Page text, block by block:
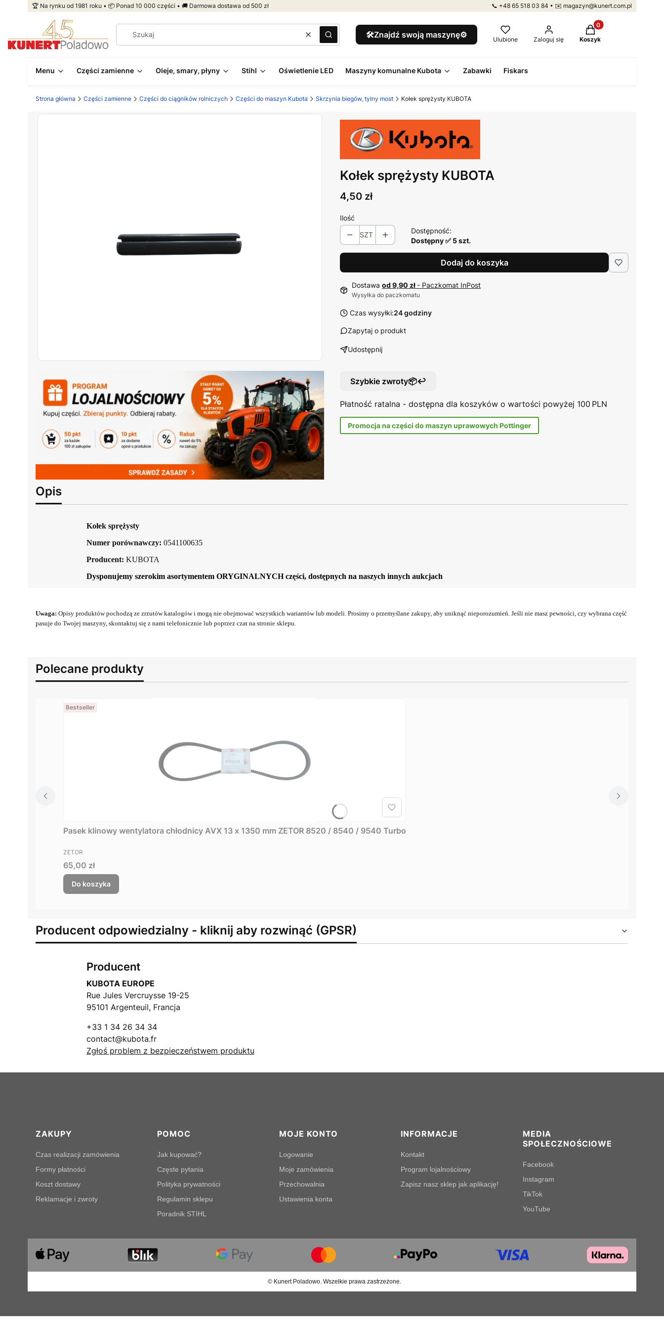
🏆 Na rynku od 1981 roku • 📦 Ponad 10 000 części • 🚚 Darmowa dostawa od 500 zł 📞 +48 65 518 03 84 • ✉️ magazyn@kunert.com.pl
WyczyśćSzukaj 🛠️Znajdź swoją maszynę⚙️ Ulubione Zaloguj się
Produkty w koszyku:
Koszyk
Menu Części zamienne Oleje, smary, płyny Stihl Oświetlenie LED Maszyny komunalne Kubota Zabawki Fiskars
Strona główna Części zamienne Części do ciągników rolniczych Części do maszyn Kubota Skrzynia biegów, tylny most Kołek sprężysty KUBOTA
Kołek sprężysty KUBOTA
Cena
4,50 zł
Ilość
SZT
Dostępność:
Dostępny ✅ 5 szt.
Dodaj do koszyka
Dostawa od 9,90 zł - Paczkomat InPost
Wysyłka do paczkomatu
Czas wysyłki:24 godziny
Zapytaj o produkt
Udostępnij
Szybkie zwroty📦↩️
Płatność ratalna - dostępna dla koszyków o wartości powyżej 100 PLN
Promocja na części do maszyn uprawowych Pottinger
Opis
Kołek sprężysty
Numer porównawczy: 0541100635
Producent: KUBOTA
Dysponujemy szerokim asortymentem ORYGINALNYCH części, dostępnych na naszych innych aukcjach
Uwaga: Opisy produktów pochodzą ze zrzutów katalogów i mogą nie obejmować wszystkich wariantów lub modeli. Prosimy o przemyślane zakupy, aby uniknąć nieporozumień. Jeśli nie masz pewności, czy wybrana część
pasuje do Twojej maszyny, skontaktuj się z nami telefonicznie lub poprzez czat na stronie sklepu.
Polecane produkty
Bestseller
Pasek klinowy wentylatora chłodnicy AVX 13 x 1350 mm ZETOR 8520 / 8540 / 9540 Turbo
PRODUCENT
ZETOR
Cena
65,00 zł
Do koszyka
Producent odpowiedzialny - kliknij aby rozwinąć (GPSR)
Producent
KUBOTA EUROPE
Rue Jules Vercruysse 19-25
95101 Argenteuil, Francja
+33 1 34 26 34 34
contact@kubota.fr
Zgłoś problem z bezpieczeństwem produktu
Linki w stopce
ZAKUPY
Czas realizacji zamówienia
Formy płatności
Koszt dostawy
Reklamacje i zwroty
POMOC
Jak kupować?
Częste pytania
Polityka prywatności
Regulamin sklepu
Poradnik STIHL
MOJE KONTO
Logowanie
Moje zamówienia
Przechowalnia
Ustawienia konta
INFORMACJE
Kontakt
Program lojalnościowy
Zapisz nasz sklep jak aplikację!
MEDIA
SPOŁECZNOŚCIOWE
Facebook
Instagram
TikTok
YouTube
© Kunert Poladowo. Wszelkie prawa zastrzeżone.